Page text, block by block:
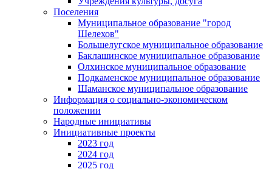
Поселения
Муниципальное образование "город
Шелехов"
Большелугское муниципальное образование
Баклашинское муниципальное образование
Олхинское муниципальное образование
Подкаменское муниципальное образование
Шаманское муниципальное образование
Информация о социально-экономическом
положении
Народные инициативы
Инициативные проекты
2023 год
2024 год
2025 год